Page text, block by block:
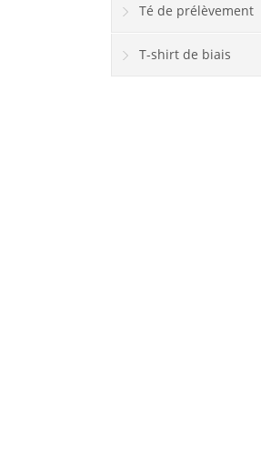
Té de prélèvement
T-shirt de biais